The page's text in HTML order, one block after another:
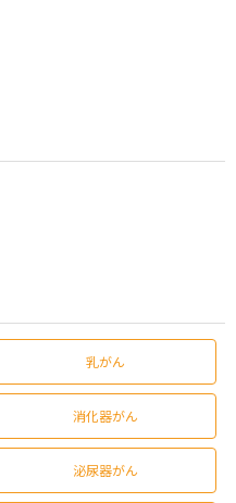
乳がん
消化器がん
泌尿器がん